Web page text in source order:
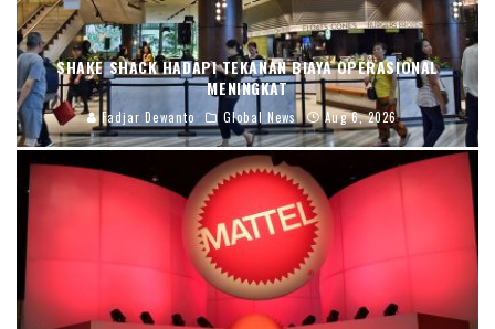
SHAKE SHACK HADAPI TEKANAN BIAYA OPERASIONAL
MENINGKAT
Fadjar Dewanto Global News Aug 6, 2026